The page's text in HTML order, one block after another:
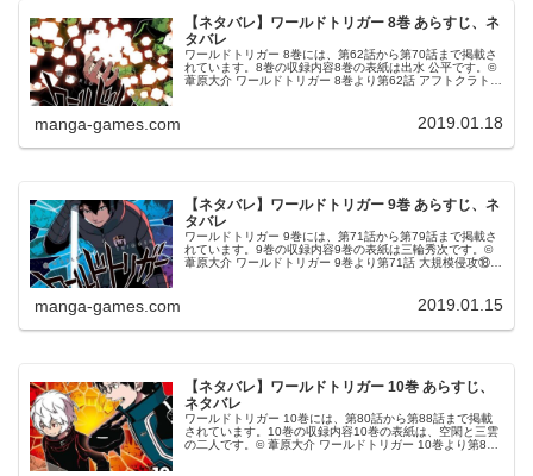
【ネタバレ】ワールドトリガー 8巻 あらすじ、ネ
タバレ
ワールドトリガー 8巻には、第62話から第70話まで掲載さ
れています。8巻の収録内容8巻の表紙は出水 公平です。©
葦原大介 ワールドトリガー 8巻より第62話 アフトクラトル
manga-games.com 2019.01.18
【ネタバレ】ワールドトリガー 9巻 あらすじ、ネ
タバレ
ワールドトリガー 9巻には、第71話から第79話まで掲載さ
れています。9巻の収録内容9巻の表紙は三輪秀次です。©
葦原大介 ワールドトリガー 9巻より第71話 大規模侵攻⑱ボ
manga-games.com 2019.01.15
【ネタバレ】ワールドトリガー 10巻 あらすじ、
ネタバレ
ワールドトリガー 10巻には、第80話から第88話まで掲載
されています。10巻の収録内容10巻の表紙は、空閑と三雲
の二人です。© 葦原大介 ワールドトリガー 10巻より第80